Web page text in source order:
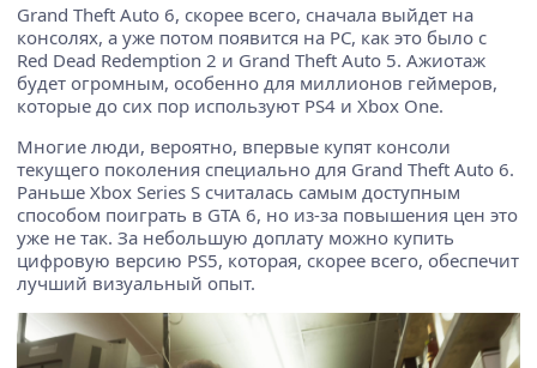
Grand Theft Auto 6, скорее всего, сначала выйдет на
консолях, а уже потом появится на PC, как это было с
Red Dead Redemption 2 и Grand Theft Auto 5. Ажиотаж
будет огромным, особенно для миллионов геймеров,
которые до сих пор используют PS4 и Xbox One.
Многие люди, вероятно, впервые купят консоли
текущего поколения специально для Grand Theft Auto 6.
Раньше Xbox Series S считалась самым доступным
способом поиграть в GTA 6, но из-за повышения цен это
уже не так. За небольшую доплату можно купить
цифровую версию PS5, которая, скорее всего, обеспечит
лучший визуальный опыт.